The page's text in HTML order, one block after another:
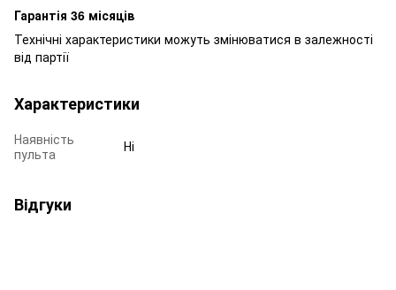
Гарантія 36 місяців
Технічні характеристики можуть змінюватися в залежності
від партії
Характеристики
Наявність
пульта
Ні
Відгуки